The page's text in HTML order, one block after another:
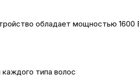
обладает мощностью 1600
типа волос